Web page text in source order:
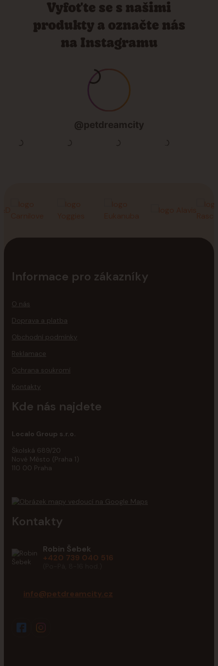
Informace pro zákazníky
O nás
Doprava a platba
Obchodní podmínky
Reklamace
Ochrana soukromí
Kontakty
Kde nás najdete
Localo Group s.r.o.
Školská 689/20
Nové Město (Praha 1)
110 00 Praha
Kontakty
Robin Šebek
+420 739 040 516
info@petdreamcity.cz
Vyfoťte se s našimi
produkty a označte nás
na Instagramu